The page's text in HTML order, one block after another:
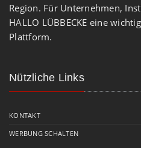
Region. Für Unternehmen,
HALLO LÜBBECKE eine
Plattform.
Nützliche Links
KONTAKT
WERBUNG SCHALTEN